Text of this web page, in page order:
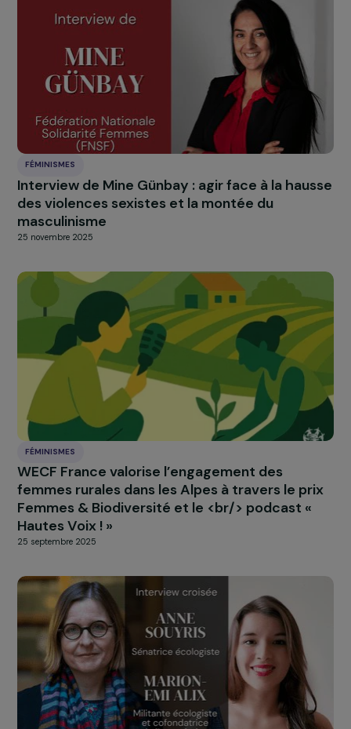
FÉMINISMES
Interview de Candy Srour : dialoguer,
transmettre et agir contre les préjugés
4 décembre 2025
FÉMINISMES
Interview de Mine Günbay : agir face à la
des violences sexistes et la montée du
masculinisme
25 novembre 2025